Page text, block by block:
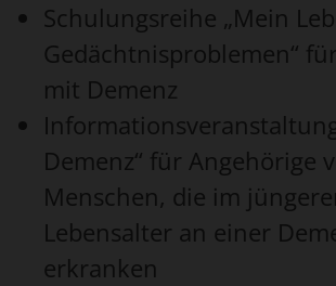
Schulungsreihe „Mein
Gedächtnisproblemen“
mit Demenz
Demenz“ für Angehörige
Menschen, die im
Lebensalter an einer
erkranken